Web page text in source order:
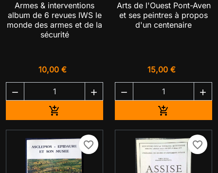
Armes & interventions
album de 6 revues IWS le
monde des armes et de la
sécurité
10,00 €
 

Arts de l'Ouest Pont-Aven
et ses peintres à propos
d'un centenaire
15,00 €
 

favorite_border favorite_border